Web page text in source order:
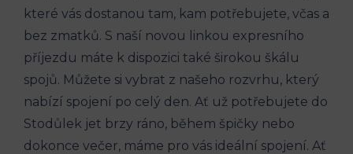
které vás dostanou tam, kam potřebujete, včas a
bez zmatků. S naší novou linkou expresního
příjezdu máte k dispozici také širokou škálu
spojů. Můžete si ⁢vybrat z ⁣našeho rozvrhu, který
nabízí spojení po celý ​den. Ať už potřebujete do
Stodůlek ‍jet brzy ⁤ráno, ‌během špičky nebo
dokonce večer, máme pro vás ideální spojení. Ať⁣